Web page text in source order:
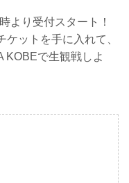
より受付スタート！
ットを手に入れて、
KOBEで生観戦しよ